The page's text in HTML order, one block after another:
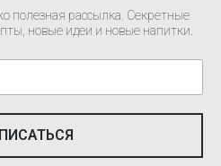
полезная рассылка. Секретные
новые идеи и новые напитки.